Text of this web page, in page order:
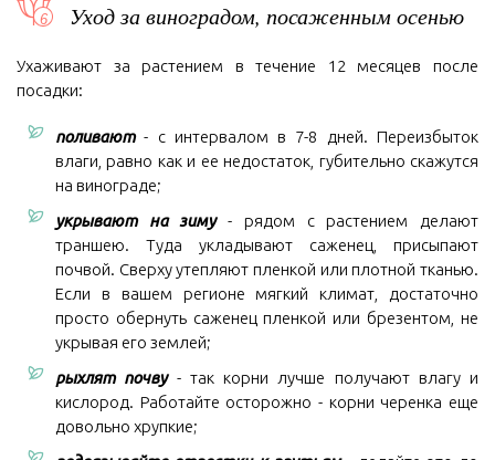
Уход за виноградом, посаженным осенью
Ухаживают за растением в течение 12 месяцев после
посадки:
поливают- с интервалом в 7-8 дней. Переизбыток
влаги, равно как и ее недостаток, губительно скажутся
на винограде;
укрывают на зиму- рядом с растением делают
траншею. Туда укладывают саженец, присыпают
почвой. Сверху утепляют пленкой или плотной тканью.
Если в вашем регионе мягкий климат, достаточно
просто обернуть саженец пленкой или брезентом, не
укрывая его землей;
рыхлят почву- так корни лучше получают влагу и
кислород. Работайте осторожно - корни черенка еще
довольно хрупкие;